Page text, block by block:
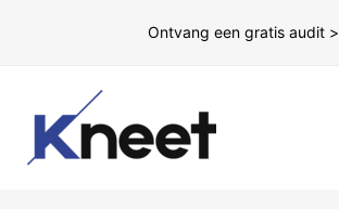
Ontvang een gratis audit >